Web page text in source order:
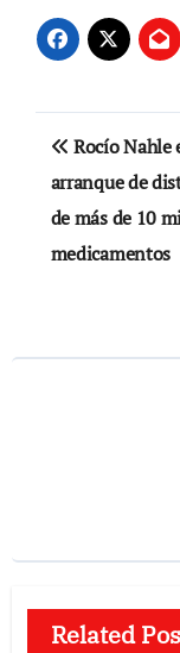
de
Rocío Nahle
arranque de
de más de 10
medicamentos
Related